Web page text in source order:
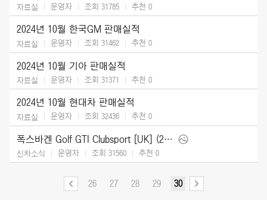
자료실 운영자 조회 31785 추천 0
2024년 10월 한국GM 판매실적
자료실 운영자 조회 31462 추천 0
2024년 10월 기아 판매실적
자료실 운영자 조회 31371 추천 0
2024년 10월 현대차 판매실적
자료실 운영자 조회 32436 추천 0
폭스바겐 Golf GTI Clubsport [UK] (2025)
신차소식 운영자 조회 31560 추천 0
26 27 28 29 30